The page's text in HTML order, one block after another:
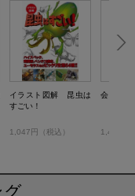
イラスト図解 昆虫は
すごい！
1,047円（税込）
会える！
1,430円
グ